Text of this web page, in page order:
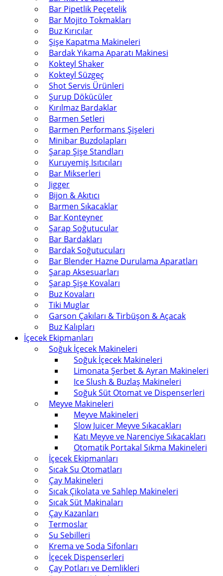
Bar Pipetlik Peçetelik
Bar Mojito Tokmakları
Buz Kırıcılar
Şişe Kapatma Makineleri
Bardak Yıkama Aparatı Makinesi
Kokteyl Shaker
Kokteyl Süzgeç
Shot Servis Ürünleri
Şurup Dökücüler
Kırılmaz Bardaklar
Barmen Setleri
Barmen Performans Şişeleri
Minibar Buzdolapları
Şarap Şişe Standları
Kuruyemiş Isıtıcıları
Bar Mikserleri
Jigger
Bijon & Akıtıcı
Barmen Sıkacaklar
Bar Konteyner
Şarap Soğutucular
Bar Bardakları
Bardak Soğutucuları
Bar Blender Hazne Durulama Aparatları
Şarap Aksesuarları
Şarap Şişe Kovaları
Buz Kovaları
Tiki Muglar
Garson Çakıları & Tirbüşon & Açacak
Buz Kalıpları
İçecek Ekipmanları
Soğuk İçecek Makineleri
Soğuk İçecek Makineleri
Limonata Şerbet & Ayran Makineleri
Ice Slush & Buzlaş Makineleri
Soğuk Süt Otomat ve Dispenserleri
Meyve Makineleri
Meyve Makineleri
Slow Juicer Meyve Sıkacakları
Katı Meyve ve Narenciye Sıkacakları
Otomatik Portakal Sıkma Makineleri
İçecek Ekipmanları
Sıcak Su Otomatları
Çay Makineleri
Sıcak Çikolata ve Sahlep Makineleri
Sıcak Süt Makinaları
Çay Kazanları
Termoslar
Su Sebilleri
Krema ve Soda Sifonları
İçecek Dispenserleri
Çay Potları ve Demlikleri